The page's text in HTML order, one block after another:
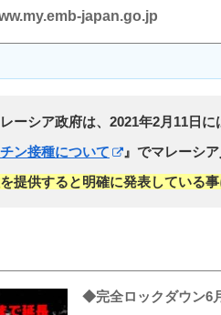
japan.go.jp
ーシア政府は、2021年2月11日に
ン接種について
』でマレーシ
提供すると明確に発表している
◆完全ロックダウン6